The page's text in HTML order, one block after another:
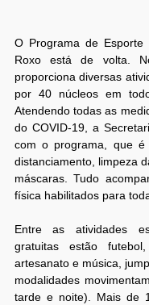
O Programa de
Roxo está de volta.
proporciona diversas
por 40 núcleos em
Atendendo todas as
do COVID-19, a
com o programa, que
distanciamento, limpeza
máscaras. Tudo
física habilitados para
Entre as atividades
gratuitas estão
artesanato e música,
modalidades
tarde e noite). Mais de